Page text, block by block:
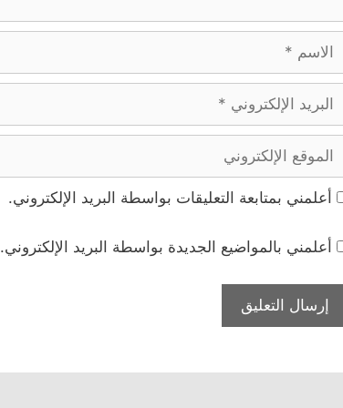
الاسم
البريد
الإلكتروني
الموقع
الإلكتروني
أعلمني بمتابعة التعليقات بواسطة البريد الإلكتروني.
أعلمني بالمواضيع الجديدة بواسطة البريد الإلكتروني.